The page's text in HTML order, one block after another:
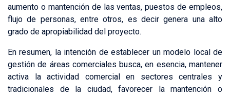
aumento o mantención de las ventas, puestos de empleos,
flujo de personas, entre otros, es decir genera una alto
grado de apropiabilidad del proyecto.
En resumen, la intención de establecer un modelo local de
gestión de áreas comerciales busca, en esencia, mantener
activa la actividad comercial en sectores centrales y
tradicionales de la ciudad, favorecer la mantención o